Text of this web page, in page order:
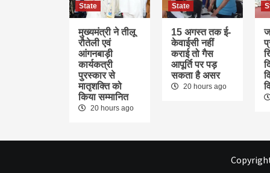
State
मुख्यमंत्री ने तीलू
रौतेली एवं
आंगनबाड़ी
कार्यकत्री
पुरस्कार से
मातृशक्ति को
किया सम्मानित
20 hours ago
State
15 अगस्त तक ई-
केवाईसी नहीं
कराई तो गैस
आपूर्ति पर पड़
सकता है असर
20 hours ago